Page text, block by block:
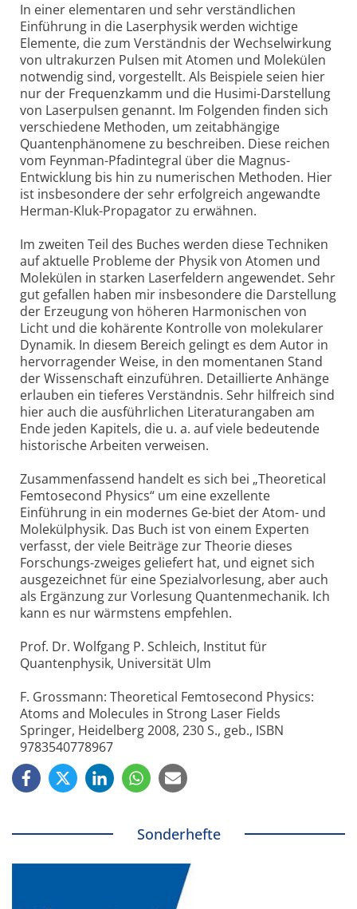
In einer elementaren und sehr verständlichen
Einführung in die Laserphysik werden wichtige
Elemente, die zum Verständnis der Wechselwirkung
von ultrakurzen Pulsen mit Atomen und Molekülen
notwendig sind, vorgestellt. Als Beispiele seien hier
nur der Frequenzkamm und die Husimi-Darstellung
von Laserpulsen genannt. Im Folgenden finden sich
verschiedene Methoden, um zeitabhängige
Quantenphänomene zu beschreiben. Diese reichen
vom Feynman-Pfadintegral über die Magnus-
Entwicklung bis hin zu numerischen Methoden. Hier
ist insbesondere der sehr erfolgreich angewandte
Herman-Kluk-Propagator zu erwähnen.
Im zweiten Teil des Buches werden diese Techniken
auf aktuelle Probleme der Physik von Atomen und
Molekülen in starken Laserfeldern angewendet. Sehr
gut gefallen haben mir insbesondere die Darstellung
der Erzeugung von höheren Harmonischen von
Licht und die kohärente Kontrolle von molekularer
Dynamik. In diesem Bereich gelingt es dem Autor in
hervorragender Weise, in den momentanen Stand
der Wissenschaft einzuführen. Detaillierte Anhänge
erlauben ein tieferes Verständnis. Sehr hilfreich sind
hier auch die ausführlichen Literaturangaben am
Ende jeden Kapitels, die u. a. auf viele bedeutende
historische Arbeiten verweisen.
Zusammenfassend handelt es sich bei „Theoretical
Femtosecond Physics“ um eine exzellente
Einführung in ein modernes Ge-biet der Atom- und
Molekülphysik. Das Buch ist von einem Experten
verfasst, der viele Beiträge zur Theorie dieses
Forschungs-zweiges geliefert hat, und eignet sich
ausgezeichnet für eine Spezialvorlesung, aber auch
als Ergänzung zur Vorlesung Quantenmechanik. Ich
kann es nur wärmstens empfehlen.
Prof. Dr. Wolfgang P. Schleich, Institut für
Quantenphysik, Universität Ulm
F. Grossmann: Theoretical Femtosecond Physics:
Atoms and Molecules in Strong Laser Fields
Springer, Heidelberg 2008, 230 S., geb., ISBN
9783540778967
Sonderhefte